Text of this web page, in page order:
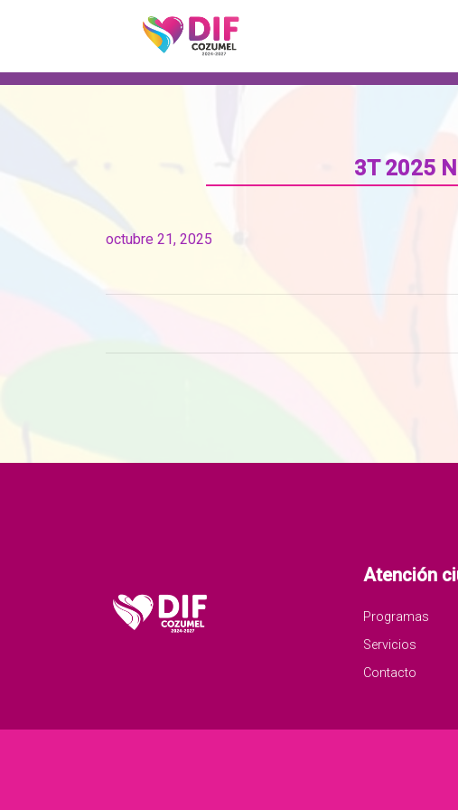
3T 2025
octubre 21, 2025
Atención
Programas
Servicios
Contacto